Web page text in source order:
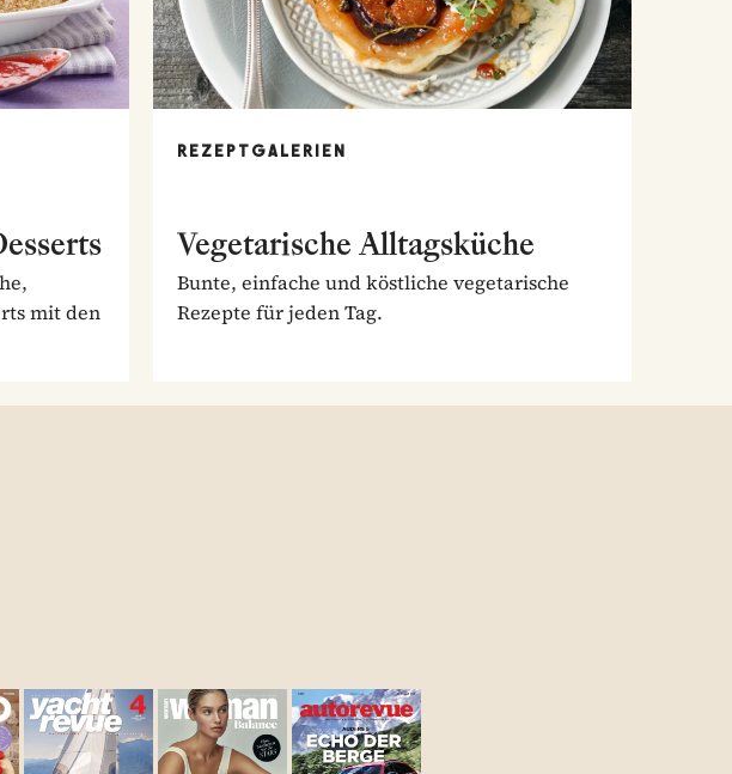
mit den
REZEPTGALERIEN
Vegetarische Alltagsküche
Bunte, einfache und köstliche vegetarische
Rezepte für jeden Tag.